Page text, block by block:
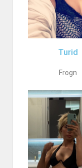
Turid
Frogn